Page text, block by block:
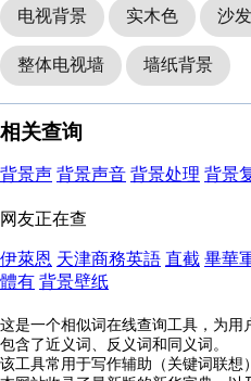
电视背景 实木色 沙
整体电视墙 墙纸背景
相关查询
背景声 背景声音 背景处理 背景
网友正在查
伊萊恩 天津商務英語 直截 畢華
體有 背景壁纸
这是一个相似词在线查询工具，为
包含了近义词、反义词和同义词。
该工具常用于写作辅助（关键词联想